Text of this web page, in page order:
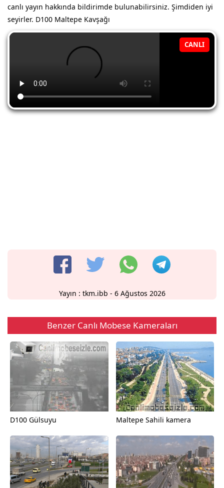
canlı yayın hakkında bildirimde bulunabilirsiniz. Şimdiden iyi
seyirler. D100 Maltepe Kavşağı
CANLI
Yayın : tkm.ibb - 6 Ağustos 2026
Benzer Canlı Mobese Kameraları
D100 Gülsuyu Maltepe Sahili kamera